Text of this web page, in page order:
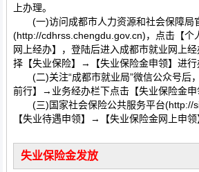
上办理。
(一)访问成都市人力资源和社会保障局
(http://cdhrss.chengdu.gov.cn)，点击【
网上经办】，登陆后进入成都市就业网上
择【失业保险】→【失业保险金申领】进行
(二)关注“成都市就业局”微信公众号后
前行】→业务经办栏下点击【失业保险金申
(三)国家社会保险公共服务平台(http://
【失业待遇申领】→【失业保险金网上申领
失业保险金发放